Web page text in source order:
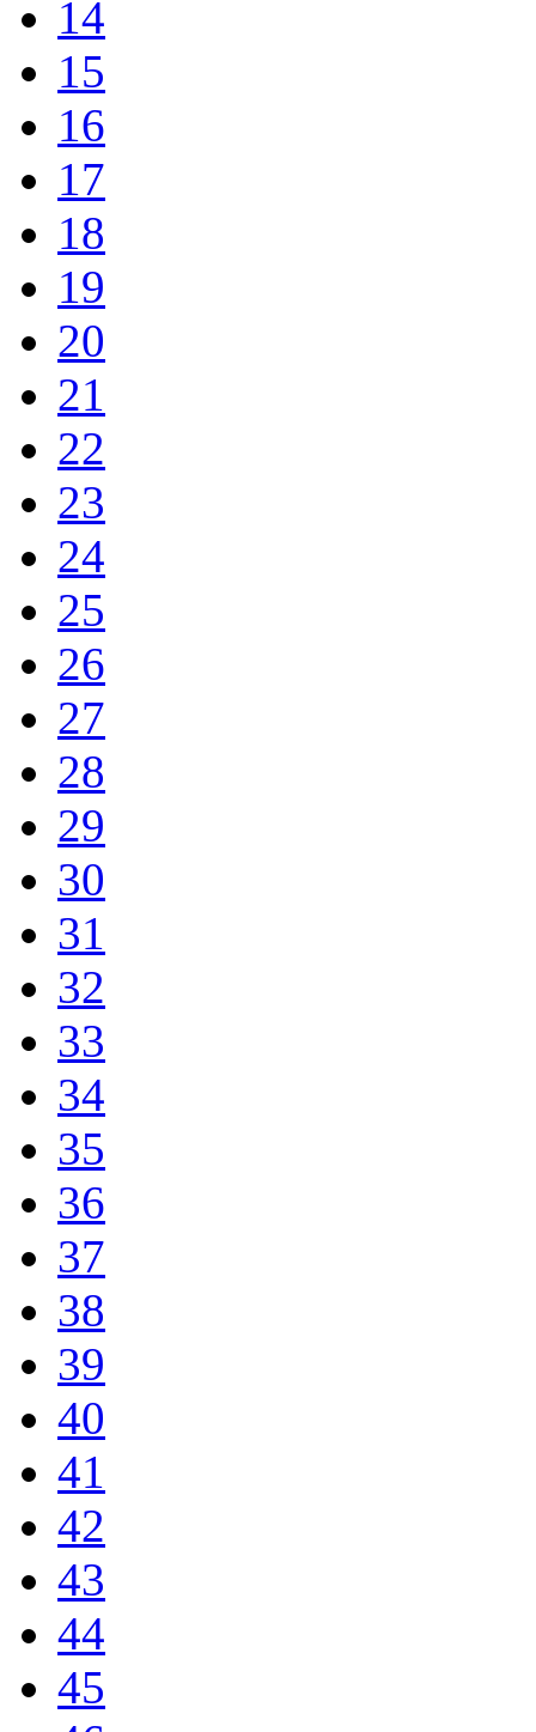
14
15
16
17
18
19
20
21
22
23
24
25
26
27
28
29
30
31
32
33
34
35
36
37
38
39
40
41
42
43
44
45